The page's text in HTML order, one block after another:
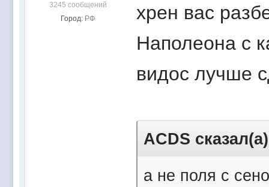
3245 сообщений
Город: РФ
хрен вас
Наполеона с
видос лучше
ACDS сказал(а)
а не поля с